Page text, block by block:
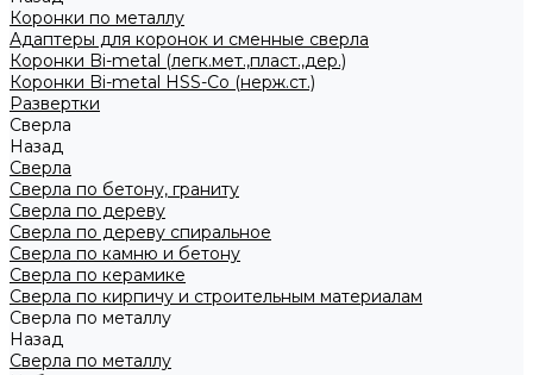
Коронки по металлу
Адаптеры для коронок и сменные сверла
Коронки Bi-metal (легк.мет.,пласт.,дер.)
Коронки Bi-metal HSS-Co (нерж.ст.)
Развертки
Сверла
Назад
Сверла
Сверла по бетону, граниту
Сверла по дереву
Сверла по дереву спиральное
Сверла по камню и бетону
Сверла по керамике
Сверла по кирпичу и строительным материалам
Сверла по металлу
Назад
Сверла по металлу